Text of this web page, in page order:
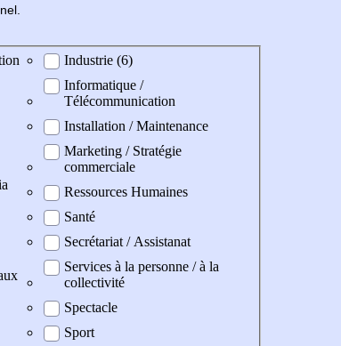
Industrie (6)
Informatique /
Télécommunication
Installation / Maintenance
Marketing / Stratégie
commerciale
Ressources Humaines
Santé
Secrétariat / Assistanat
Services à la personne / à la
collectivité
Spectacle
Sport